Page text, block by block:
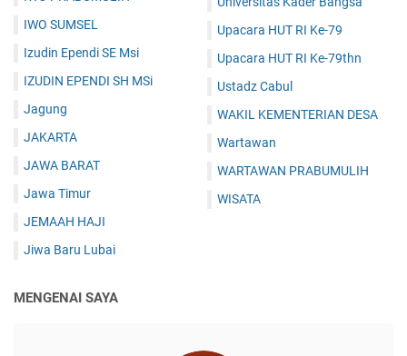
IWO SUMSEL
Izudin Ependi SE Msi
IZUDIN EPENDI SH MSi
Jagung
JAKARTA
JAWA BARAT
Jawa Timur
JEMAAH HAJI
Jiwa Baru Lubai
Upacara HUT RI Ke-79
Upacara HUT RI Ke-79thn
Ustadz Cabul
WAKIL KEMENTERIAN DESA
Wartawan
WARTAWAN PRABUMULIH
WISATA
MENGENAI SAYA